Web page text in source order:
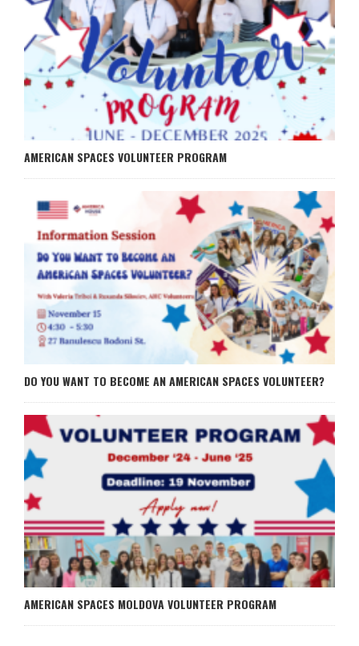
AMERICAN SPACES VOLUNTEER PROGRAM
DO YOU WANT TO BECOME AN AMERICAN SPACES VOLUNTEER?
AMERICAN SPACES MOLDOVA VOLUNTEER PROGRAM